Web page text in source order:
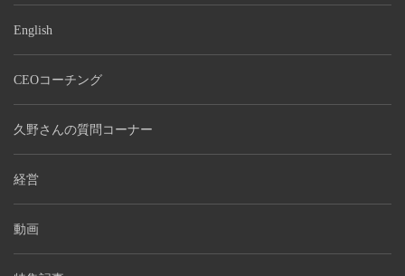
English
CEOコーチング
久野さんの質問コーナー
経営
動画